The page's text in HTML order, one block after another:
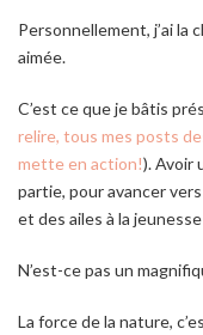
Personnellement, j’ai la
aimée.
C’est ce que je bâtis
relire, tous mes posts
mette en action!). Avoir
partie, pour avancer
et des ailes à la
N’est-ce pas un
La force de la nature,